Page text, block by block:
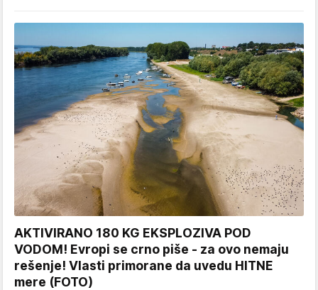
AKTIVIRANO 180 KG EKSPLOZIVA POD
VODOM! Evropi se crno piše - za ovo nemaju
rešenje! Vlasti primorane da uvedu HITNE
mere (FOTO)